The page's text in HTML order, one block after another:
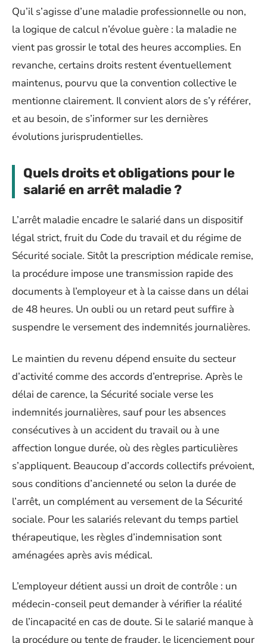
Qu’il s’agisse d’une maladie professionnelle ou non,
la logique de calcul n’évolue guère : la maladie ne
vient pas grossir le total des heures accomplies. En
revanche, certains droits restent éventuellement
maintenus, pourvu que la convention collective le
mentionne clairement. Il convient alors de s’y référer,
et au besoin, de s’informer sur les dernières
évolutions jurisprudentielles.
Quels droits et obligations pour le
salarié en arrêt maladie ?
L’arrêt maladie encadre le salarié dans un dispositif
légal strict, fruit du Code du travail et du régime de
Sécurité sociale. Sitôt la prescription médicale remise,
la procédure impose une transmission rapide des
documents à l’employeur et à la caisse dans un délai
de 48 heures. Un oubli ou un retard peut suffire à
suspendre le versement des indemnités journalières.
Le maintien du revenu dépend ensuite du secteur
d’activité comme des accords d’entreprise. Après le
délai de carence, la Sécurité sociale verse les
indemnités journalières, sauf pour les absences
consécutives à un accident du travail ou à une
affection longue durée, où des règles particulières
s’appliquent. Beaucoup d’accords collectifs prévoient,
sous conditions d’ancienneté ou selon la durée de
l’arrêt, un complément au versement de la Sécurité
sociale. Pour les salariés relevant du temps partiel
thérapeutique, les règles d’indemnisation sont
aménagées après avis médical.
L’employeur détient aussi un droit de contrôle : un
médecin-conseil peut demander à vérifier la réalité
de l’incapacité en cas de doute. Si le salarié manque à
la procédure ou tente de frauder, le licenciement pour